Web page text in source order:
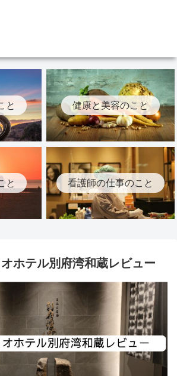
と 健康と美容のこと
と 看護師の仕事のこと
ホテル別府湾和蔵レビュー